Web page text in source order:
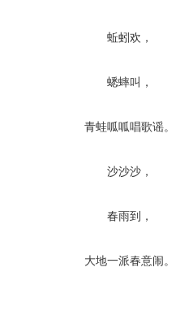
蚯蚓欢，
蟋蟀叫，
青蛙呱呱唱歌谣。
沙沙沙，
春雨到，
大地一派春意闹。